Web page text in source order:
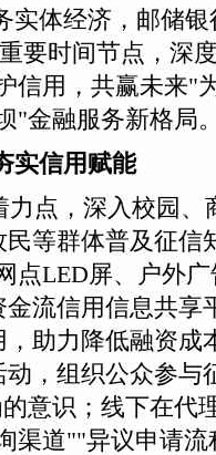
实体经济，邮储
要时间节点，深
信用，共赢未来"
"金融服务新格局
实信用赋能
点，深入校园、
等群体普及征信
点LED屏、户外
流信用信息共享
助力降低融资成
，组织公众参与
意识；线下在代
渠道""异议申请